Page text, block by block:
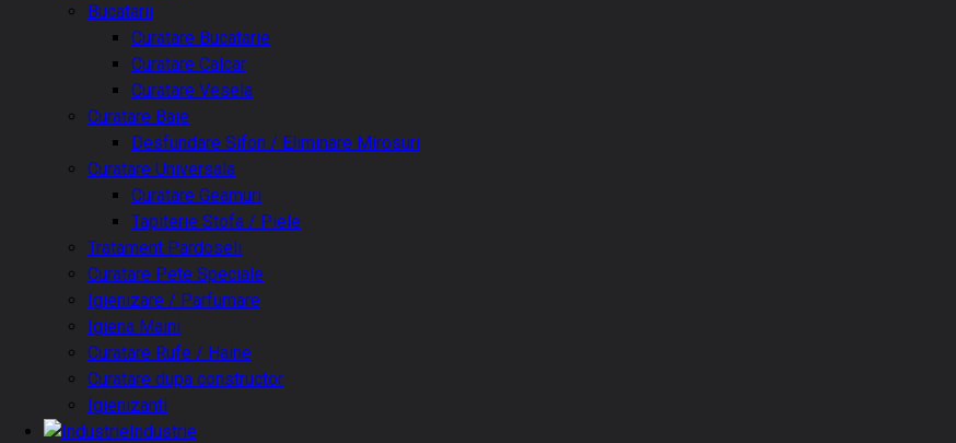
Bucatarii
Curatare Bucatarie
Curatare Calcar
Curatare Vesela
Curatare Baie
Desfundare Sifon / Eliminare Mirosuri
Curatare Universala
Curatare Geamuri
Tapiterie Stofa / Piele
Tratament Pardoseli
Curatare Pete Speciale
Igienizare / Parfumare
Igiena Maini
Curatare Rufe / Haine
Curatare dupa constructor
Igienizanti
Industrie